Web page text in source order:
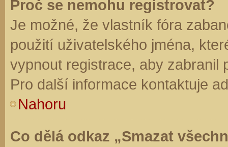
Proč se nemohu registrovat?
Je možné, že vlastník fóra
použití uživatelského jména,
vypnout registrace, aby zabranil
Pro další informace kontaktuje
Nahoru
Co dělá odkaz „Smazat